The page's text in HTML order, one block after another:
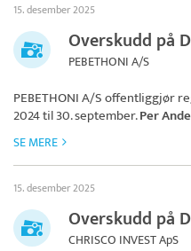
15. desember 2025
Overskudd på
PEBETHONI A/S
PEBETHONI A/Soffentliggjør
2024 til 30. september.Per
SE MERE
15. desember 2025
Overskudd på
CHRISCO INVEST ApS